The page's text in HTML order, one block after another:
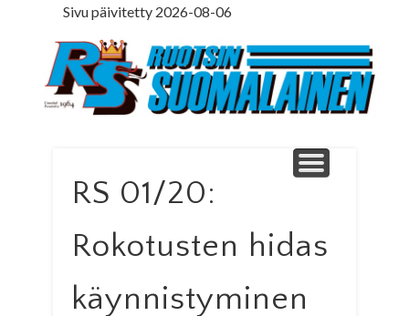
Sivu päivitetty 2026-08-06
ETUSIVU
PÄÄKIRJOITUS
MINNE MENNÄ
ILMOITUSOSASTO
LEHTITILAUS
NETTILEHTI
LEDARE PÅ SVENSKA
YHTEYSTIEDOT
RS 01/20:
Rokotusten hidas
käynnistyminen